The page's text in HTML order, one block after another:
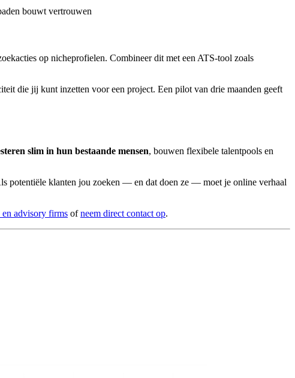
bouwt vertrouwen
op nicheprofielen. Combineer dit met een ATS-tool zoals
die jij kunt inzetten voor een project. Een pilot van drie maanden geeft
slim in hun bestaande mensen, bouwen flexibele talentpools en
potentiële klanten jou zoeken — en dat doen ze — moet je online verhaal
advisory firms ofneem direct contact op.